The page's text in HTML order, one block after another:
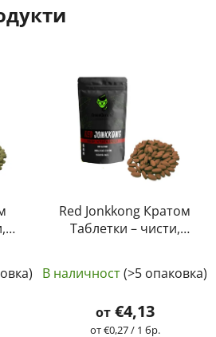
Red Jonkkong Кратом
Таблетки – чисти,
тествани | GreenGuru
В наличност(>5 опаковка)
от€4,13
Измерване
от €0,27 / 1 бр.